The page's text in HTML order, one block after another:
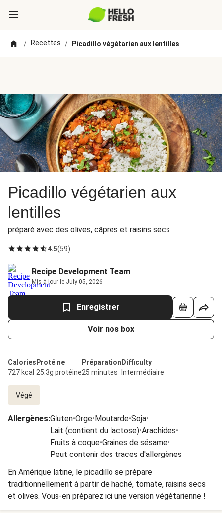
/ Recettes / Picadillo végétarien aux lentilles
Picadillo végétarien aux
lentilles
préparé avec des olives, câpres et raisins secs
4.5(59)
Recipe Development Team
Mis à jour le July 05, 2026
Enregistrer
Voir nos box
Calories
727 kcal
Protéine
25.3g protéine
Préparation
25 minutes
Difficulty
Intermédiaire
Végé
Allergènes:Gluten•Orge•Moutarde•Soja•
Lait (contient du lactose)•Arachides•
Fruits à coque•Graines de sésame•
Peut contenir des traces d'allergènes
En Amérique latine, le picadillo se prépare
traditionnellement à partir de haché, tomate, raisins secs
et olives. Vous-en préparez ici une version végétarienne !